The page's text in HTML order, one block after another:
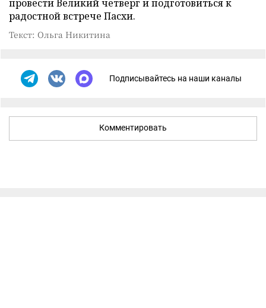
провести Великий четверг и подготовиться к
радостной встрече Пасхи.
Текст: Ольга Никитина
Подписывайтесь на наши каналы
Комментировать